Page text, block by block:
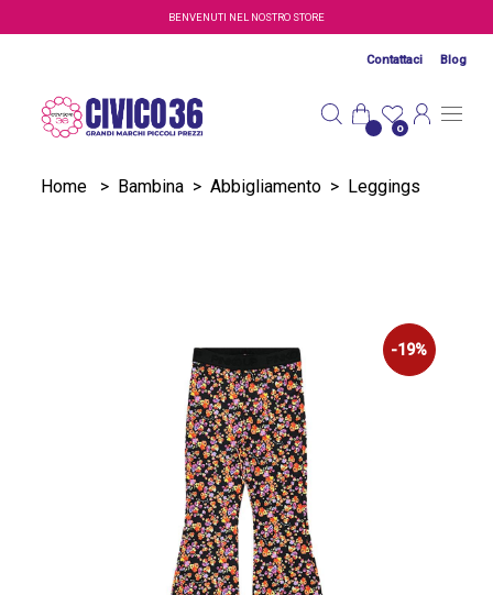
Salta al contenuto principaleBENVENUTI NEL NOSTRO STORE
Contattaci Blog
0
Home > Bambina > Abbigliamento > Leggings
-19%